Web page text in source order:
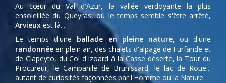
Au cœur du Val d'Azur, la vallée verdoyante la plus
ensoleillée du Queyras, où le temps semble s'être arrêté,
Arvieux est là...
Le temps d'une ballade en pleine nature, ou d'une
randonnée en plein air, des chalets d'alpage de Furfande et
de Clapeyto, du Col d'Izoard à la Casse déserte, la Tour du
Procureur, le Campanile de Brunissard, le lac de Roue...
autant de curiosités façonnées par l'Homme ou la Nature.